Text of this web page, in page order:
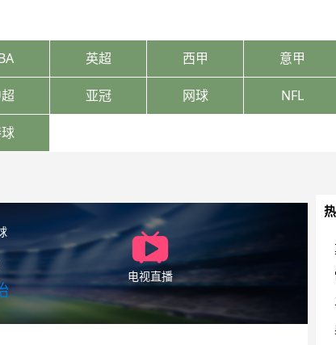
英超 西甲 意甲
亚冠 网球 NFL
电视直播